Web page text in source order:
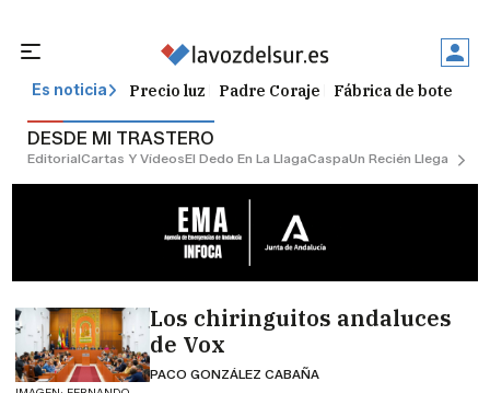
Es noticia Precio luz Padre Coraje Fábrica de botellas
DESDE MI TRASTERO
EditorialCartas Y VídeosEl Dedo En La LlagaCaspaUn Recién Llegado
Los chiringuitos andaluces
de Vox
PACO GONZÁLEZ CABAÑA